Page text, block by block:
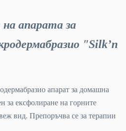
на апарата за
"Silk’n
апарат за домашна
за ексфолиране на горните
вид. Препоръчва се за терапии